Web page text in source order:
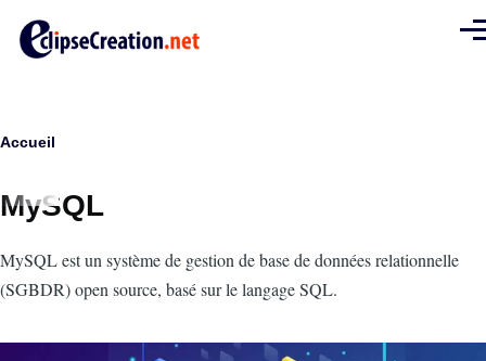
Fil
Accueil
MySQL
Intro
MySQL est un système de gestion de base de données relationnelle
(SGBDR) open source, basé sur le langage SQL.